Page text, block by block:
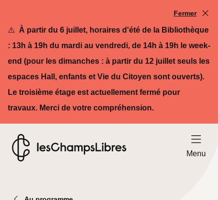
⚠️ À partir du 6 juillet, horaires d'été de la Bibliothèque
: 13h à 19h du mardi au vendredi, de 14h à 19h le week-
end (pour les dimanches : à partir du 12 juillet seuls les
espaces Hall, enfants et Vie du Citoyen sont ouverts).
Le troisième étage est actuellement fermé pour
travaux. Merci de votre compréhension.
Fermer
Ouvrir le
Menu